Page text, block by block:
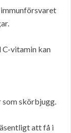
C-vitamin kan
som skörbjugg.
att få i